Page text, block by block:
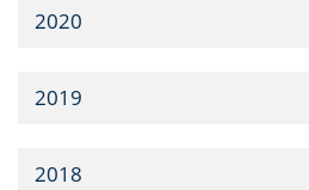
2020
2019
2018